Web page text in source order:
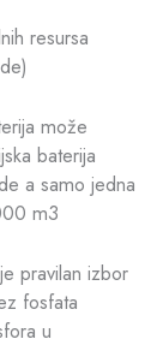
resursa
može
baterija
a samo jedna
m3
pravilan izbor
fosfata
u